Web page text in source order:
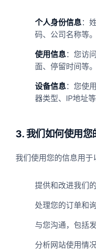
个人身份信息：
码、公司名称等。
使用信息：您访
面、停留时间等。
设备信息：您使
器类型、IP地址等
3. 我们如何使用您
我们使用您的信息用于
提供和改进我们
处理您的订单和
与您沟通，包括
分析网站使用情